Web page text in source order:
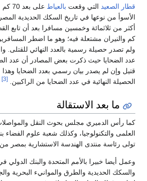
قطار الصعيد التي وقعت بالعياط
على
الأسوأ من نوعها في تاريخ السكك الحديدية
كم والنيران مشتعلة فيه؛ وهو ما اضطر
ولم تصدر حصيلة رسمية بالعدد النهائي للقتلى.
قتيل وإن لم يصدر بيان رسمي بعدد الضحايا
الحصيلة النهائية في عدد الضحايا من الراكبين.
[3]
ما بعد الاستقالة
كما رأس الدميري مجلس بحوث النقل والمواصلات
العلمى والتكنولوجيا، وكذلك شعبة علوم الفضاء
تولى رئاسة منتدى الهندسة الاستشارية بمصر من 2002 حتى 2008.
وعمل أيضا خبيرا بالأمم المتحدة والبنك الدولي
والسكك الحديدية والطرق والموانيء البحرية